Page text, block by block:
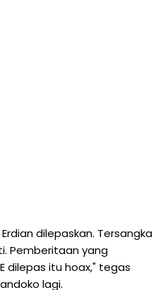
dilepaskan. Tersangka
Pemberitaan yang
dilepas itu hoax," tegas
lagi.